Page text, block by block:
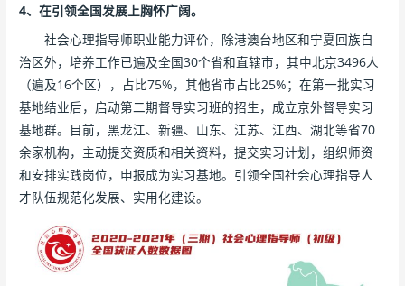
4、在引领全国发展上胸怀广阔。
社会心理指导师职业能力评价，除港澳台地区和宁夏回族自
治区外，培养工作已遍及全国30个省和直辖市，其中北京3496人
（遍及16个区），占比75%，其他省市占比25%；在第一批实习
基地结业后，启动第二期督导实习班的招生，成立京外督导实习
基地群。目前，黑龙江、新疆、山东、江苏、江西、湖北等省70
余家机构，主动提交资质和相关资料，提交实习计划，组织师资
和安排实践岗位，申报成为实习基地。引领全国社会心理指导人
才队伍规范化发展、实用化建设。